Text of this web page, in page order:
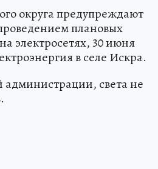
округа предупреждают
плановых
электросетях, 30 июня
в селе Искра.
света не